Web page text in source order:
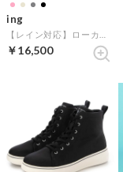
ing
￥16,500